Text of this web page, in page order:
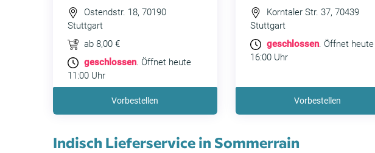
Ostendstr. 18, 70190
Stuttgart
ab 8,00 €
geschlossen. Öffnet heute
11:00 Uhr
Vorbestellen
Korntaler Str. 37, 70439
Stuttgart
geschlossen. Öffnet heute
16:00 Uhr
Vorbestellen
Indisch Lieferservice in Sommerrain